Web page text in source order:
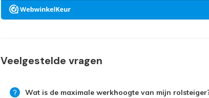
Veelgestelde vragen
Wat is de maximale werkhoogte van mijn